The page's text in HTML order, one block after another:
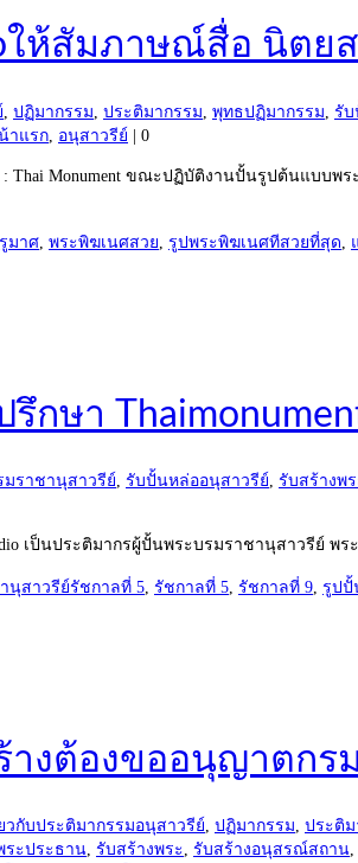
ให้สัมภาษณ์สื่อ นิตยส
, ปฏิมากรรม, ประติมากรรม, พุทธปฏิมากรรม, รับ
าแรก, อนุสาวรีย์ 0
Monument ขณะปฏิบัติงานปั้นรูปต้นแบบพ
มาศ, พระพิฆเนศสวย, รูปพระพิฆเนศทีสวยที่สุด,
กษา
มราชานุสาวรีย์, รับปั้นหล่ออนุสาวรีย์, รับสร้างพ
เป็นประติมากรผู้ปั้นพระบรมราชานุสาวรีย์
นุสาวรีย์รัชกาลที่ 5, รัชกาลที่ 5, รัชกาลที่ 9, รูปปั้
งต้องขออนุญาตกร
วกับประติมากรรมอนุสาวรีย์, ปฏิมากรรม, ประติม
ระประธาน, รับสร้างพระ, รับสร้างอนุสรณ์สถาน,